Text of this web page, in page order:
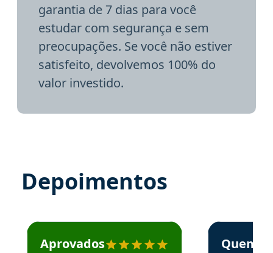
garantia de 7 dias para você
estudar com segurança e sem
preocupações. Se você não estiver
satisfeito, devolvemos 100% do
valor investido.
Depoimentos
Estudante José recomenda o Aprova Concursos em
Aprovados
Estudante
Quem